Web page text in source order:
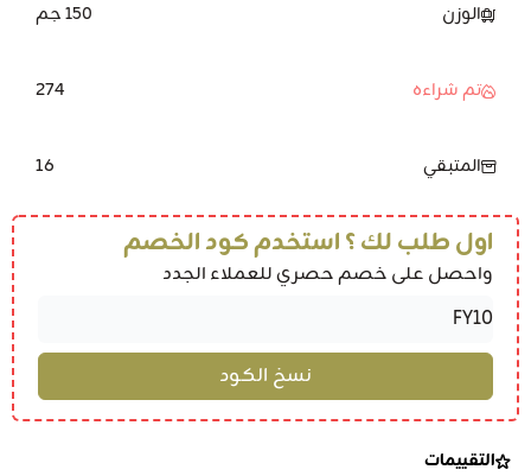
الوزن 150 جم
تم شراءه 274
المتبقي 16
اول طلب لك ؟ استخدم كود الخصم
واحصل على خصم حصري للعملاء الجدد
التقييمات